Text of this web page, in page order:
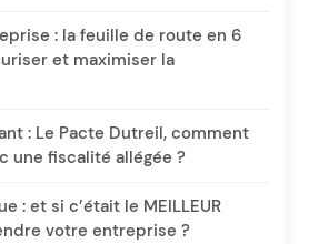
: la feuille de route en 6
et maximiser la
: Le Pacte Dutreil, comment
une fiscalité allégée ?
: et si c’était le MEILLEUR
votre entreprise ?